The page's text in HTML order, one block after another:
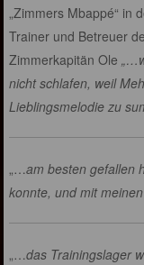
„Zimmers Mbappé“ in
Trainer und Betreuer
Zimmerkapitän Ole
nicht schlafen, weil
Lieblingsmelodie zu
„…am besten gefallen
konnte, und mit
„…das Trainingslager